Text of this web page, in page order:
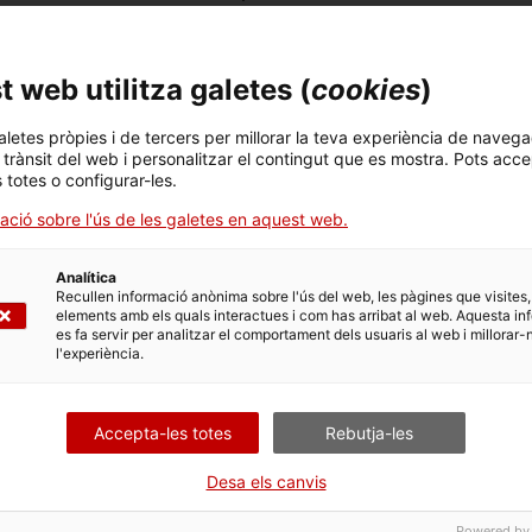
Ajuda a
especialitzat. També hi són importants els
l’Oficina Exterior de
i
Captació de socis internacionals
ACCIÓ t’ajuda a trobar socis internacionals per al teu
projecte empresarial. Explora les nostres solucions de
web utilitza galetes (cookies)
pròpies i de tercers per millorar la teva experiència de
del web i personalitzar el contingut que es mostra. Pots
totes o configurar-les.
sobre l'ús de les galetes en aquest web.
Analítica
Recullen informació anònima sobre l'ús del web, les pàgines que
elements amb els quals interactues i com has arribat al web. Aquesta
es fa servir per analitzar el comportament dels usuaris al web i millorar-
l'experiència.
Accepta-les totes Rebutja-les
Desa els canvis